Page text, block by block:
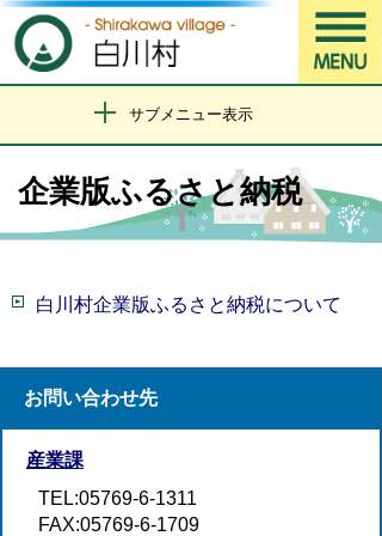
サブメニュー表示
企業版ふるさと納税
白川村企業版ふるさと納税について
お問い合わせ先
産業課
TEL:05769-6-1311
FAX:05769-6-1709